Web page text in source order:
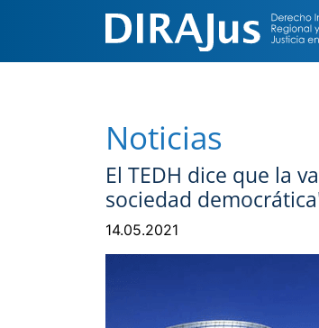
Noticias
El TEDH dice que la
sociedad
14.05.2021